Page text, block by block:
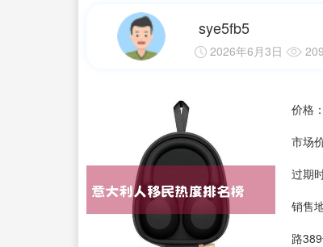
sye5fb5
2026年6月3日 209
价格：
市场
过期
销售
路